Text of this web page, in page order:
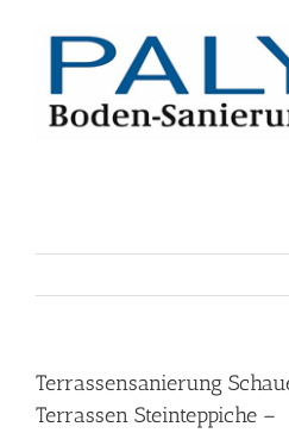
Terrassensanierung
Terrassen Steinteppiche –